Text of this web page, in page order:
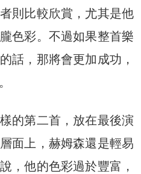
則比較欣賞，尤其是他
色彩。不過如果整首樂
話，那將會更加成功，
的第二首，放在最後演
面上，赫姆森還是輕易
，他的色彩過於豐富，